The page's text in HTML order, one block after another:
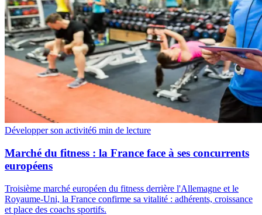
Développer son activité6 min de lecture
Marché du fitness : la France face à ses concurrents
européens
Troisième marché européen du fitness derrière l'Allemagne et le
Royaume-Uni, la France confirme sa vitalité : adhérents, croissance
et place des coachs sportifs.